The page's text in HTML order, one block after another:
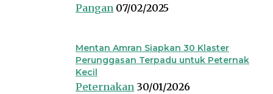
Pangan 07/02/2025
Mentan Amran Siapkan 30 Klaster
Perunggasan Terpadu untuk Peternak
Kecil
Peternakan 30/01/2026